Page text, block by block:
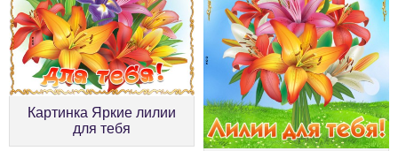
Картинка Яркие лилии
для тебя